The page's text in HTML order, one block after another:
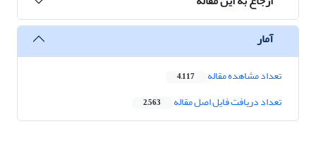
آمار
تعداد مشاهده مقاله 4,117
تعداد دریافت فایل اصل مقاله 2,563